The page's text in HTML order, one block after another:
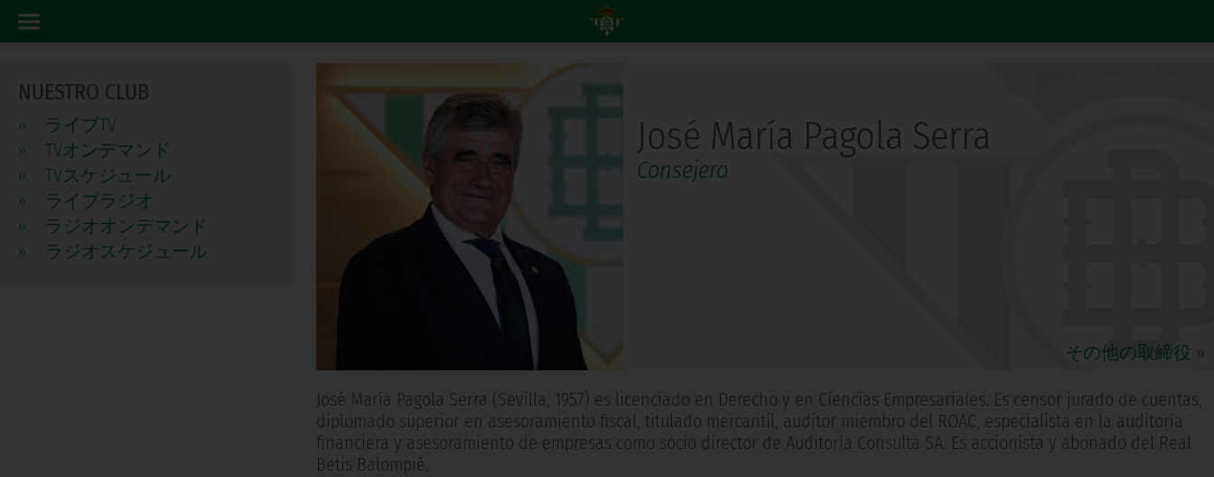
NUESTRO CLUB
»
ライブTV
»
TVオンデマンド
»
TVスケジュール
»
ライブラジオ
»
ラジオオンデマンド
»
ラジオスケジュール
José María Pagola Serra
Consejero
その他の取締役 »
José María Pagola Serra (Sevilla, 1957) es licenciado en Derecho y en Ciencias Empresariales. Es censor jurado de cuentas,
diplomado superior en asesoramiento fiscal, titulado mercantil, auditor miembro del ROAC, especialista en la auditoría
financiera y asesoramiento de empresas como socio director de Auditoría Consulta SA. Es accionista y abonado del Real
Betis Balompié.